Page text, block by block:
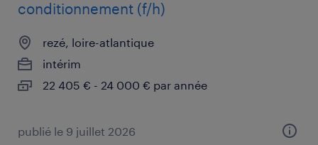
conditionnement (f/h)
rezé, loire-atlantique
intérim
22 405 € - 24 000 € par année
publié le 9 juillet 2026